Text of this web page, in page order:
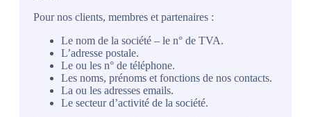
Pour nos clients, membres et partenaires :
Le nom de la société – le n° de TVA.
L’adresse postale.
Le ou les n° de téléphone.
Les noms, prénoms et fonctions de nos contacts.
La ou les adresses emails.
Le secteur d’activité de la société.